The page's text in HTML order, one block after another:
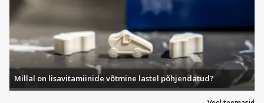
Millal on lisavitamiinide võtmine lastel põhjendatud?